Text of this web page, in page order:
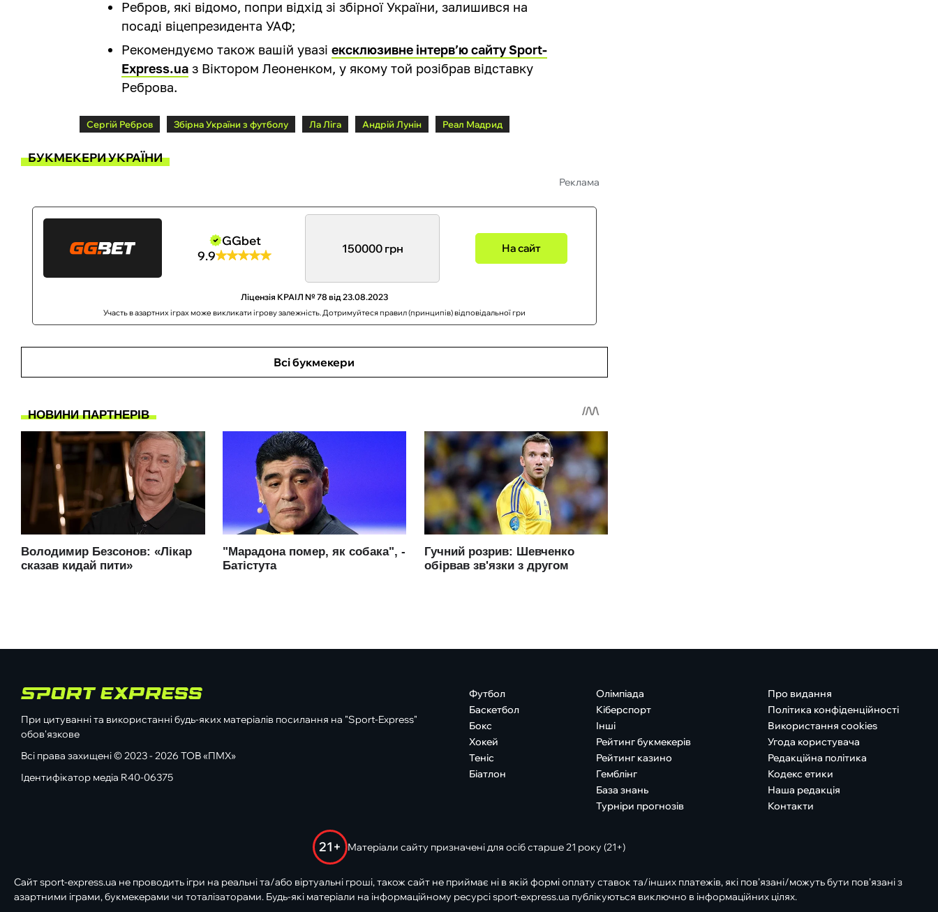
Ребров, які відомо, попри відхід зі збірної України, залишився на
посаді віцепрезидента УАФ;
Рекомендуємо також вашій увазіексклюзивне інтерв’ю сайту Sport-
Express.ua з Віктором Леоненком, у якому той розібрав відставку
Реброва.
Сергій Ребров Збірна України з футболу Ла Ліга Андрій Лунін Реал Мадрид
БУКМЕКЕРИ УКРАЇНИ
Реклама
GGbet
9.9
150000 грн На сайт
Ліцензія КРАІЛ № 78 від 23.08.2023
Участь в азартних іграх може викликати ігрову залежність. Дотримуйтеся правил (принципів) відповідальної гри
Всі букмекери
При цитуванні та використанні будь-яких матеріалів посилання на "Sport-Express"
обов'язкове
Всі права захищені © 2023 - 2026 ТОВ «ПМХ»
Ідентифікатор медіа R40-06375
Футбол
Баскетбол
Бокс
Хокей
Теніс
Біатлон
Олімпіада
Кіберспорт
Інші
Рейтинг букмекерів
Рейтинг казино
Гемблінг
База знань
Турніри прогнозів
Про видання
Політика конфіденційності
Використання cookies
Угода користувача
Редакційна політика
Кодекс етики
Наша редакція
Контакти
21+ Матеріали сайту призначені для осіб старше 21 року (21+)
Сайт sport-express.ua не проводить ігри на реальні та/або віртуальні гроші, також сайт не приймає ні в якій формі оплату ставок та/інших платежів, які пов’язані/можуть бути пов’язані з
азартними іграми, букмекерами чи тоталізаторами. Будь-які матеріали на інформаційному ресурсі sport-express.ua публікуються виключно в інформаційних цілях.